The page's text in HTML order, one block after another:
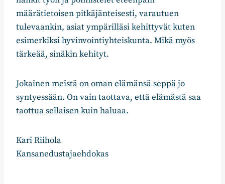
määrätietoisen pitkäjänteisesti, varautuen
tulevaankin, asiat ympärilläsi kehittyvät kuten
esimerkiksi hyvinvointiyhteiskunta. Mikä myös
tärkeää, sinäkin kehityt.
Jokainen meistä on oman elämänsä seppä jo
syntyessään. On vain taottava, että elämästä saa
taottua sellaisen kuin haluaa.
Kari Riihola
Kansanedustajaehdokas